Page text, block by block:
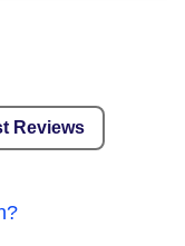
Reviews